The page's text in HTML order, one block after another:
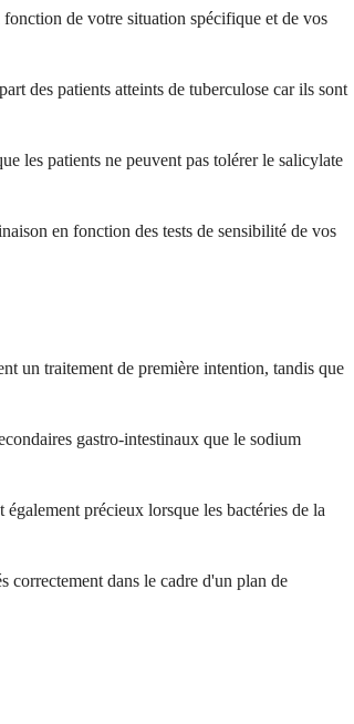
de votre situation spécifique et de vos
des patients atteints de tuberculose car ils sont
les patients ne peuvent pas tolérer le salicylate
en fonction des tests de sensibilité de vos
un traitement de première intention, tandis que
gastro-intestinaux que le sodium
précieux lorsque les bactéries de la
correctement dans le cadre d'un plan de